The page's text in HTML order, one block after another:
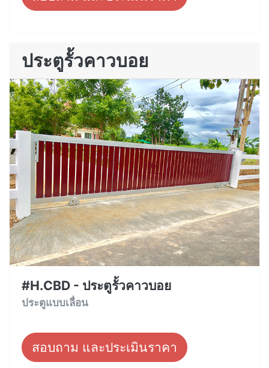
ประตูรั้วคาวบอย
#H.CBD - ประตูรั้วคาวบอย
ประตูแบบเลื่อน
สอบถาม และประเมินราคา